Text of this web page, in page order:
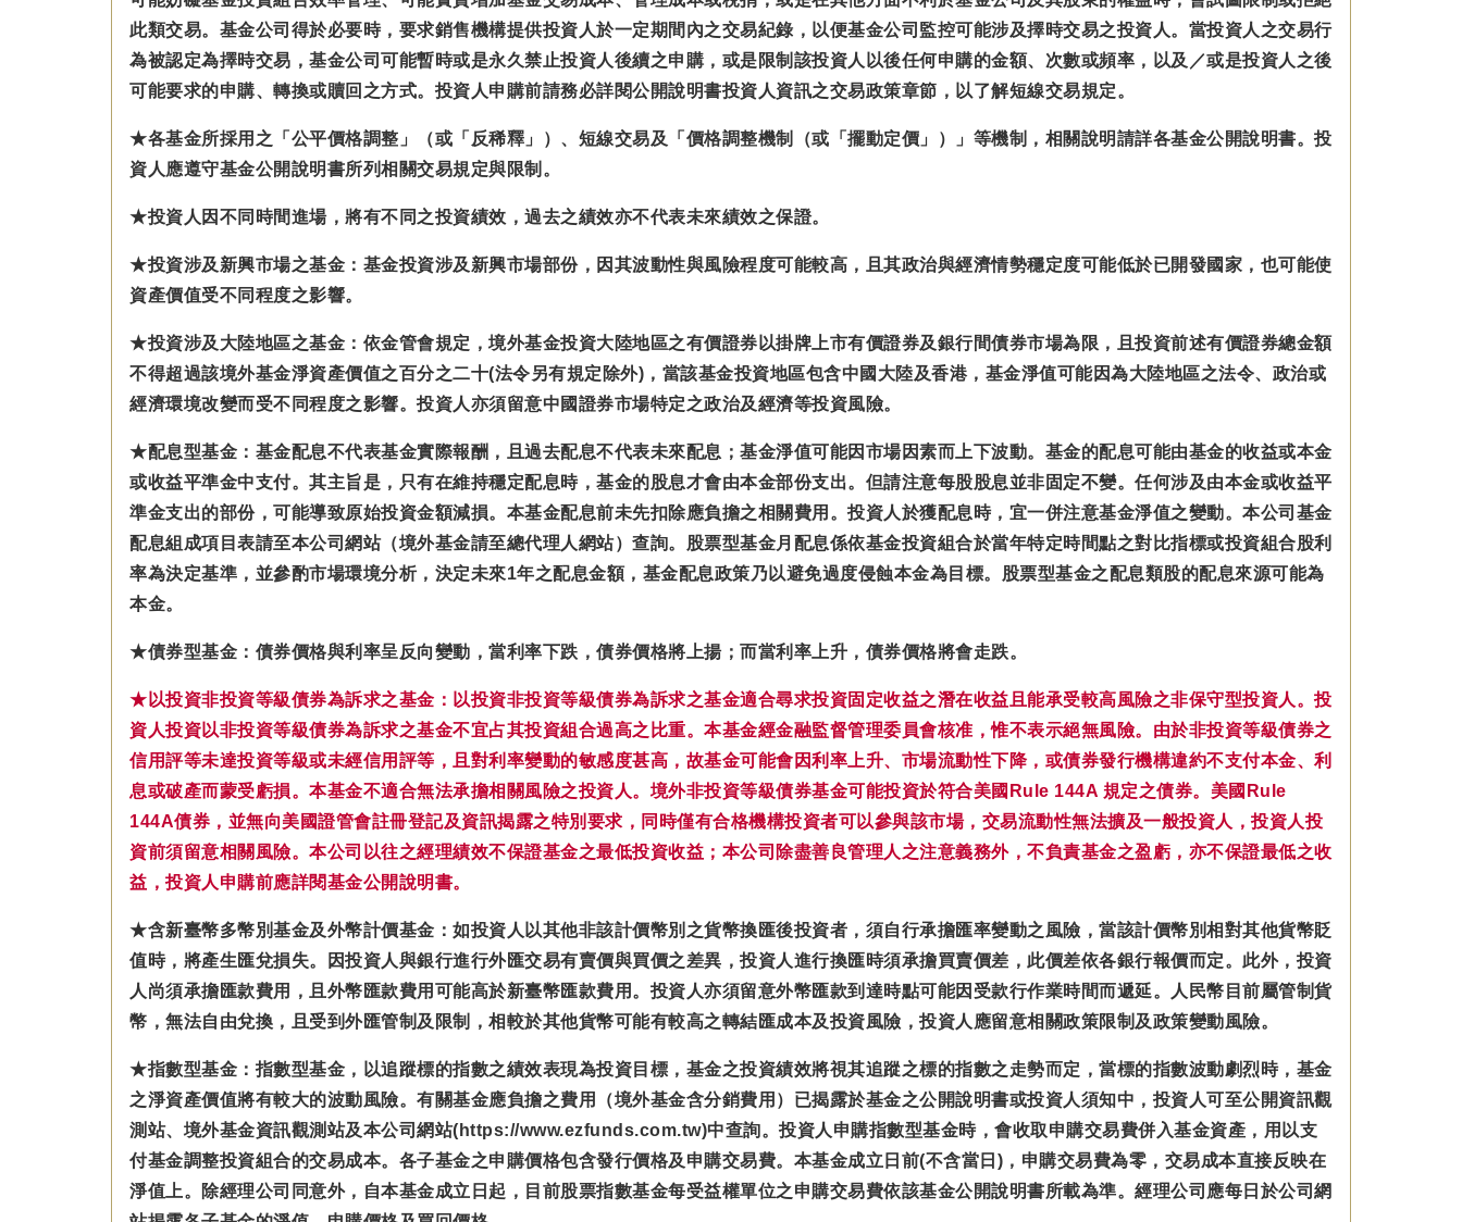
此類交易。基金公司得於必要時，要求銷售機構提供投資人於一定期間內之交易紀錄，以便基金公司監控可能涉及擇時交易之投資人。當投資人之交易行
為被認定為擇時交易，基金公司可能暫時或是永久禁止投資人後續之申購，或是限制該投資人以後任何申購的金額、次數或頻率，以及／或是投資人之後
可能要求的申購、轉換或贖回之方式。投資人申購前請務必詳閱公開說明書投資人資訊之交易政策章節，以了解短線交易規定。
★各基金所採用之「公平價格調整」（或「反稀釋」）、短線交易及「價格調整機制（或「擺動定價」）」等機制，相關說明請詳各基金公開說明書。投
資人應遵守基金公開說明書所列相關交易規定與限制。
★投資人因不同時間進場，將有不同之投資績效，過去之績效亦不代表未來績效之保證。
★投資涉及新興市場之基金：基金投資涉及新興市場部份，因其波動性與風險程度可能較高，且其政治與經濟情勢穩定度可能低於已開發國家，也可能使
資產價值受不同程度之影響。
★投資涉及大陸地區之基金： 依金管會規定， 境外基金投資大陸地區之有價證券以掛牌上市有價證券及銀行間債券市場為限，且投資前述有價證券總金額
不得超過該境外基金淨資產價值之百分之二十(法令另有規定除外)， 當該基金投資地區包含中國大陸及香港，基金淨值可能因為大陸地區之法令、政治或
經濟環境改變而受不同程度之影響。 投資人亦須留意中國證券市場特定之政治及經濟等投資風險。
★配息型基金：基金配息不代表基金實際報酬，且過去配息不代表未來配息；基金淨值可能因市場因素而上下波動。基金的配息可能由基金的收益或本金
或收益平準金中支付。 其主旨是，只有在維持穩定配息時，基金的股息才會由本金部份支出。但請注意每股股息並非固定不變。 任何涉及由本金或收益平
準金支出的部份，可能導致原始投資金額減損。本基金配息前未先扣除應負擔之相關費用。投資人於獲配息時，宜一併注意基金淨值之變動。本公司基金
配息組成項目表請至本公司網站（境外基金請至總代理人網站）查詢。股票型基金月配息係依基金投資組合於當年特定時間點之對比指標或投資組合股利
率為決定基準，並參酌市場環境分析，決定未來1年之配息金額，基金配息政策乃以避免過度侵蝕本金為目標。股票型基金之配息類股的配息來源可能為
本金。
★債券型基金：債券價格與利率呈反向變動，當利率下跌，債券價格將上揚；而當利率上升，債券價格將會走跌。
★以投資非投資等級債券為訴求之基金：以投資非投資等級債券為訴求之基金適合尋求投資固定收益之潛在收益且能承受較高風險之非保守型投資人。投
資人投資以非投資等級債券為訴求之基金不宜占其投資組合過高之比重。本基金經金融監督管理委員會核准，惟不表示絕無風險。由於非投資等級債券之
信用評等未達投資等級或未經信用評等，且對利率變動的敏感度甚高，故基金可能會因利率上升、市場流動性下降，或債券發行機構違約不支付本金、利
息或破產而蒙受虧損。本基金不適合無法承擔相關風險之投資人。境外非投資等級債券基金可能投資於符合美國Rule 144A 規定之債券。美國Rule
144A債券，並無向美國證管會註冊登記及資訊揭露之特別要求，同時僅有合格機構投資者可以參與該市場，交易流動性無法擴及一般投資人，投資人投
資前須留意相關風險。本公司以往之經理績效不保證基金之最低投資收益；本公司除盡善良管理人之注意義務外，不負責基金之盈虧，亦不保證最低之收
益，投資人申購前應詳閱基金公開說明書。
★含新臺幣多幣別基金及外幣計價基金：如投資人以其他非該計價幣別之貨幣換匯後投資者，須自行承擔匯率變動之風險，當該計價幣別相對其他貨幣貶
值時，將產生匯兌損失。因投資人與銀行進行外匯交易有賣價與買價之差異，投資人進行換匯時須承擔買賣價差，此價差依各銀行報價而定。此外，投資
人尚須承擔匯款費用，且外幣匯款費用可能高於新臺幣匯款費用。投資人亦須留意外幣匯款到達時點可能因受款行作業時間而遞延。人民幣目前屬管制貨
幣，無法自由兌換，且受到外匯管制及限制，相較於其他貨幣可能有較高之轉結匯成本及投資風險，投資人應留意相關政策限制及政策變動風險。
★指數型基金：指數型基金，以追蹤標的指數之績效表現為投資目標，基金之投資績效將視其追蹤之標的指數之走勢而定，當標的指數波動劇烈時，基金
之淨資產價值將有較大的波動風險。有關基金應負擔之費用（境外基金含分銷費用）已揭露於基金之公開說明書或投資人須知中，投資人可至公開資訊觀
測站、境外基金資訊觀測站及本公司網站(https://www.ezfunds.com.tw)中查詢。投資人申購指數型基金時，會收取申購交易費併入基金資產，用以支
付基金調整投資組合的交易成本。各子基金之申購價格包含發行價格及申購交易費。本基金成立日前(不含當日)，申購交易費為零，交易成本直接反映在
淨值上。除經理公司同意外，自本基金成立日起，目前股票指數基金每受益權單位之申購交易費依該基金公開說明書所載為準。經理公司應每日於公司網